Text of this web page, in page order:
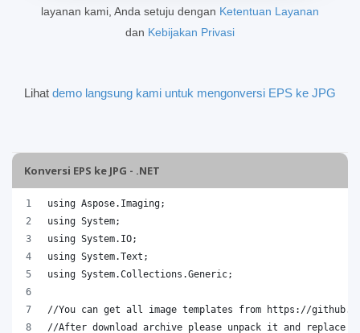
layanan kami, Anda setuju dengan Ketentuan Layanan
dan Kebijakan Privasi
Lihat demo langsung kami untuk mengonversi EPS ke JPG
Konversi EPS ke JPG - .NET